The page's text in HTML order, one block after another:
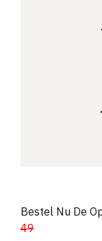
Bestel Nu De
49